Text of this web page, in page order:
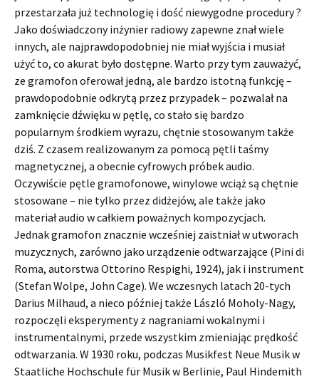
przestarzała już technologię i dość niewygodne procedury ?
Jako doświadczony inżynier radiowy zapewne znał wiele
innych, ale najprawdopodobniej nie miał wyjścia i musiał
użyć to, co akurat było dostępne. Warto przy tym zauważyć,
ze gramofon oferował jedną, ale bardzo istotną funkcję –
prawdopodobnie odkrytą przez przypadek – pozwalał na
zamknięcie dźwięku w pętlę, co stało się bardzo
popularnym środkiem wyrazu, chętnie stosowanym także
dziś. Z czasem realizowanym za pomocą pętli taśmy
magnetycznej, a obecnie cyfrowych próbek audio.
Oczywiście pętle gramofonowe, winylowe wciąż są chętnie
stosowane – nie tylko przez didżejów, ale także jako
materiał audio w całkiem poważnych kompozycjach.
Jednak gramofon znacznie wcześniej zaistniał w utworach
muzycznych, zarówno jako urządzenie odtwarzające (Pini di
Roma, autorstwa Ottorino Respighi, 1924), jak i instrument
(Stefan Wolpe, John Cage). We wczesnych latach 20-tych
Darius Milhaud, a nieco później także László Moholy-Nagy,
rozpoczęli eksperymenty z nagraniami wokalnymi i
instrumentalnymi, przede wszystkim zmieniając prędkość
odtwarzania. W 1930 roku, podczas Musikfest Neue Musik w
Staatliche Hochschule für Musik w Berlinie, Paul Hindemith